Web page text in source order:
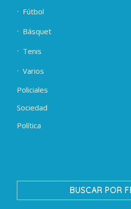
Fútbol
Básquet
Tenis
Varios
Policiales
Sociedad
Política
BUSCAR POR